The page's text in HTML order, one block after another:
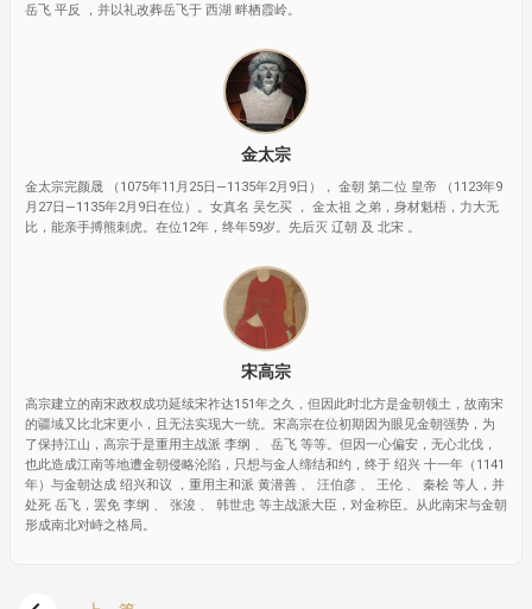
岳飞 平反 ，并以礼改葬岳飞于 西湖 畔栖霞岭。
金太宗
金太宗完颜晟 （1075年11月25日—1135年2月9日）， 金朝 第二位 皇帝 （1123年9
月27日—1135年2月9日在位）。女真名 吴乞买 ， 金太祖 之弟，身材魁梧，力大无
比，能亲手搏熊刺虎。在位12年，终年59岁。先后灭 辽朝 及 北宋 。
宋高宗
高宗建立的南宋政权成功延续宋祚达151年之久，但因此时北方是金朝领土，故南宋
的疆域又比北宋更小，且无法实现大一统。宋高宗在位初期因为眼见金朝强势，为
了保持江山，高宗于是重用主战派 李纲 、 岳飞 等等。但因一心偏安，无心北伐，
也此造成江南等地遭金朝侵略沦陷，只想与金人缔结和约，终于 绍兴 十一年（1141
年）与金朝达成 绍兴和议 ，重用主和派 黄潜善 、 汪伯彦 、 王伦 、 秦桧 等人，并
处死 岳飞，罢免 李纲 、 张浚 、 韩世忠 等主战派大臣，对金称臣。从此南宋与金朝
形成南北对峙之格局。